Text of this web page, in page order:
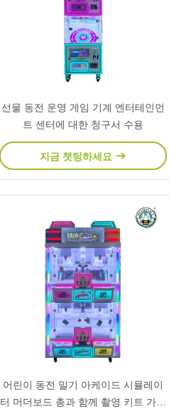
선물 동전 운영 게임 기계 엔터테인먼
트 센터에 대한 청구서 수용
지금 챗팅하세요
어린이 동전 밀기 아케이드 시뮬레이
터 머더보드 총과 함께 촬영 키트 가족